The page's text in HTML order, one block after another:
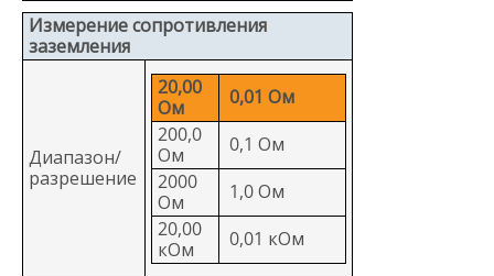
Измерение сопротивления
заземления
Диапазон/
разрешение
20,00
Ом
0,01 Ом
200,0
Ом
0,1 Ом
2000
Ом
1,0 Ом
20,00
кОм
0,01 кОм